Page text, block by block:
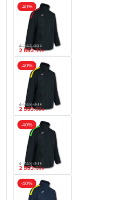
-40%
4 243.00 ₴
2 553.00 ₴
-40%
4 243.00 ₴
2 553.00 ₴
-40%
4 243.00 ₴
2 553.00 ₴
-40%